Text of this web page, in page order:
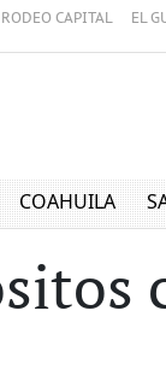
RODEO CAPITAL EL
COAHUILA